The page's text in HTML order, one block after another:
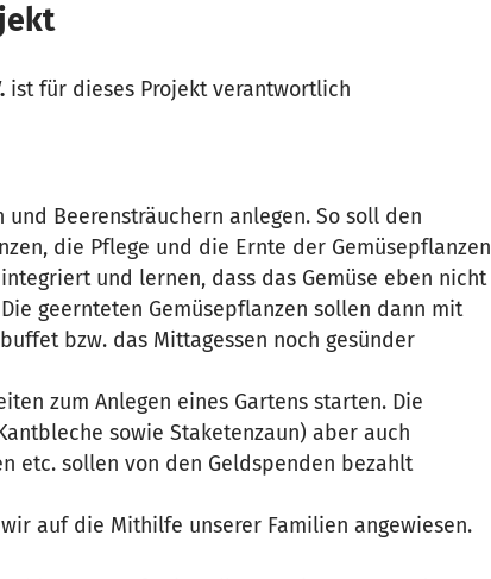
ist für dieses Projekt verantwortlich
Beerensträuchern anlegen. So soll den
die Pflege und die Ernte der Gemüsepflanzen
und lernen, dass das Gemüse eben nicht
geernteten Gemüsepflanzen sollen dann mit
bzw. das Mittagessen noch gesünder
zum Anlegen eines Gartens starten. Die
sowie Staketenzaun) aber auch
etc. sollen von den Geldspenden bezahlt
auf die Mithilfe unserer Familien angewiesen.